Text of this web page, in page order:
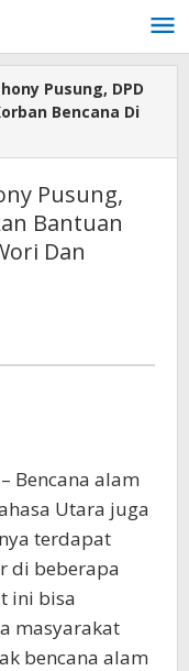
Pusung, DPD
Bencana Di
Pusung,
Bantuan
Dan
– Bencana alam
Utara juga
terdapat
di beberapa
ini bisa
masyarakat
bencana alam